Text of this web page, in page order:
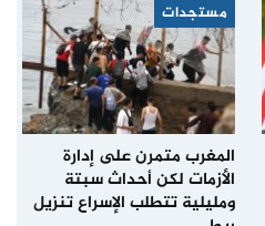
مستجدات
المغرب متمرن على إدارة
الأزمات لكن أحداث سبتة
ومليلية تتطلب الإسراع تنزيل